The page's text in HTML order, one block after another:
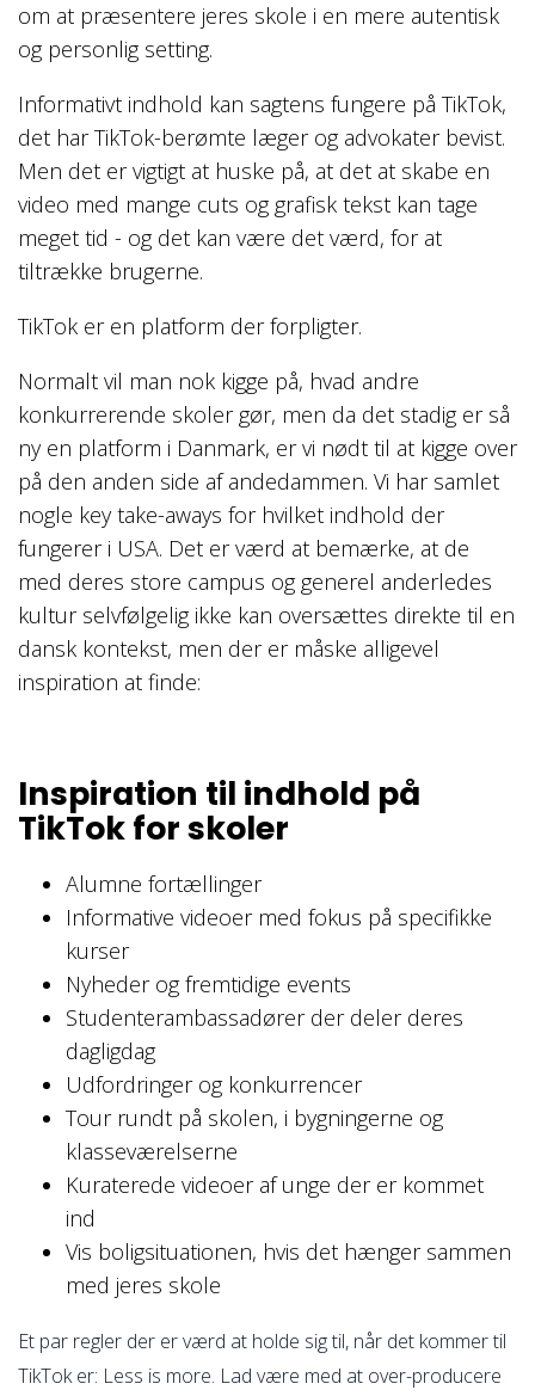
om at præsentere jeres skole i en mere autentisk
og personlig setting.
Informativt indhold kan sagtens fungere på TikTok,
det har TikTok-berømte læger og advokater bevist.
Men det er vigtigt at huske på, at det at skabe en
video med mange cuts og grafisk tekst kan tage
meget tid - og det kan være det værd, for at
tiltrække brugerne.
TikTok er en platform der forpligter.
Normalt vil man nok kigge på, hvad andre
konkurrerende skoler gør, men da det stadig er så
ny en platform i Danmark, er vi nødt til at kigge over
på den anden side af andedammen. Vi har samlet
nogle key take-aways for hvilket indhold der
fungerer i USA. Det er værd at bemærke, at de
med deres store campus og generel anderledes
kultur selvfølgelig ikke kan oversættes direkte til en
dansk kontekst, men der er måske alligevel
inspiration at finde:
Inspiration til indhold på
TikTok for skoler
Alumne fortællinger
Informative videoer med fokus på specifikke
kurser
Nyheder og fremtidige events
Studenterambassadører der deler deres
dagligdag
Udfordringer og konkurrencer
Tour rundt på skolen, i bygningerne og
klasseværelserne
Kuraterede videoer af unge der er kommet
ind
Vis boligsituationen, hvis det hænger sammen
med jeres skole
Et par regler der er værd at holde sig til, når det kommer til
TikTok er: Less is more. Lad være med at over-producere